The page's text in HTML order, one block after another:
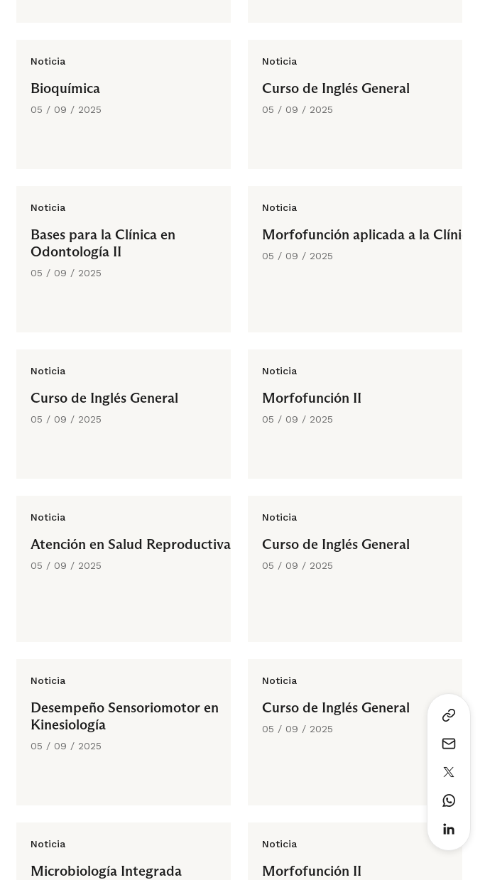
Noticia
Bioquímica
05 / 09 / 2025
Noticia
Curso de Inglés General
05 / 09 / 2025
Noticia
Bases para la Clínica en
Odontología II
05 / 09 / 2025
Noticia
Morfofunción aplicada a la Clínica
05 / 09 / 2025
Noticia
Curso de Inglés General
05 / 09 / 2025
Noticia
Morfofunción II
05 / 09 / 2025
Noticia
Atención en Salud Reproductiva
05 / 09 / 2025
Noticia
Curso de Inglés General
05 / 09 / 2025
Noticia
Desempeño Sensoriomotor en
Kinesiología
05 / 09 / 2025
Noticia
Curso de Inglés General
05 / 09 / 2025
Noticia
Microbiología Integrada
Noticia
Morfofunción II